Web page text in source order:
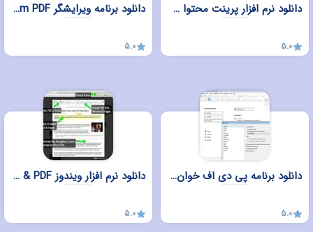
دانلود نرم افزار پرینت محتوا DirPrintOK 5.55 برای ویندوز
5.0
دانلود برنامه ویرایشگر Icecream PDF برای ویندوز
5.0
دانلود برنامه پی دی اف خوان Master PDF Editor برای ویندوز
5.0
دانلود نرم افزار ویندوز Print Friendly & PDF برای کروم، فایرفاکس، Edge و سافاری
5.0